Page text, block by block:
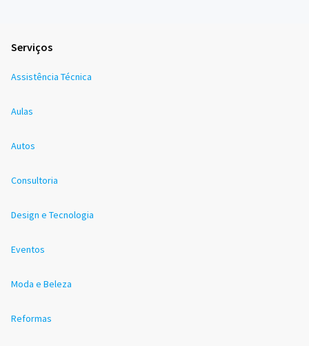
Serviços
Assistência Técnica
Aulas
Autos
Consultoria
Design e Tecnologia
Eventos
Moda e Beleza
Reformas